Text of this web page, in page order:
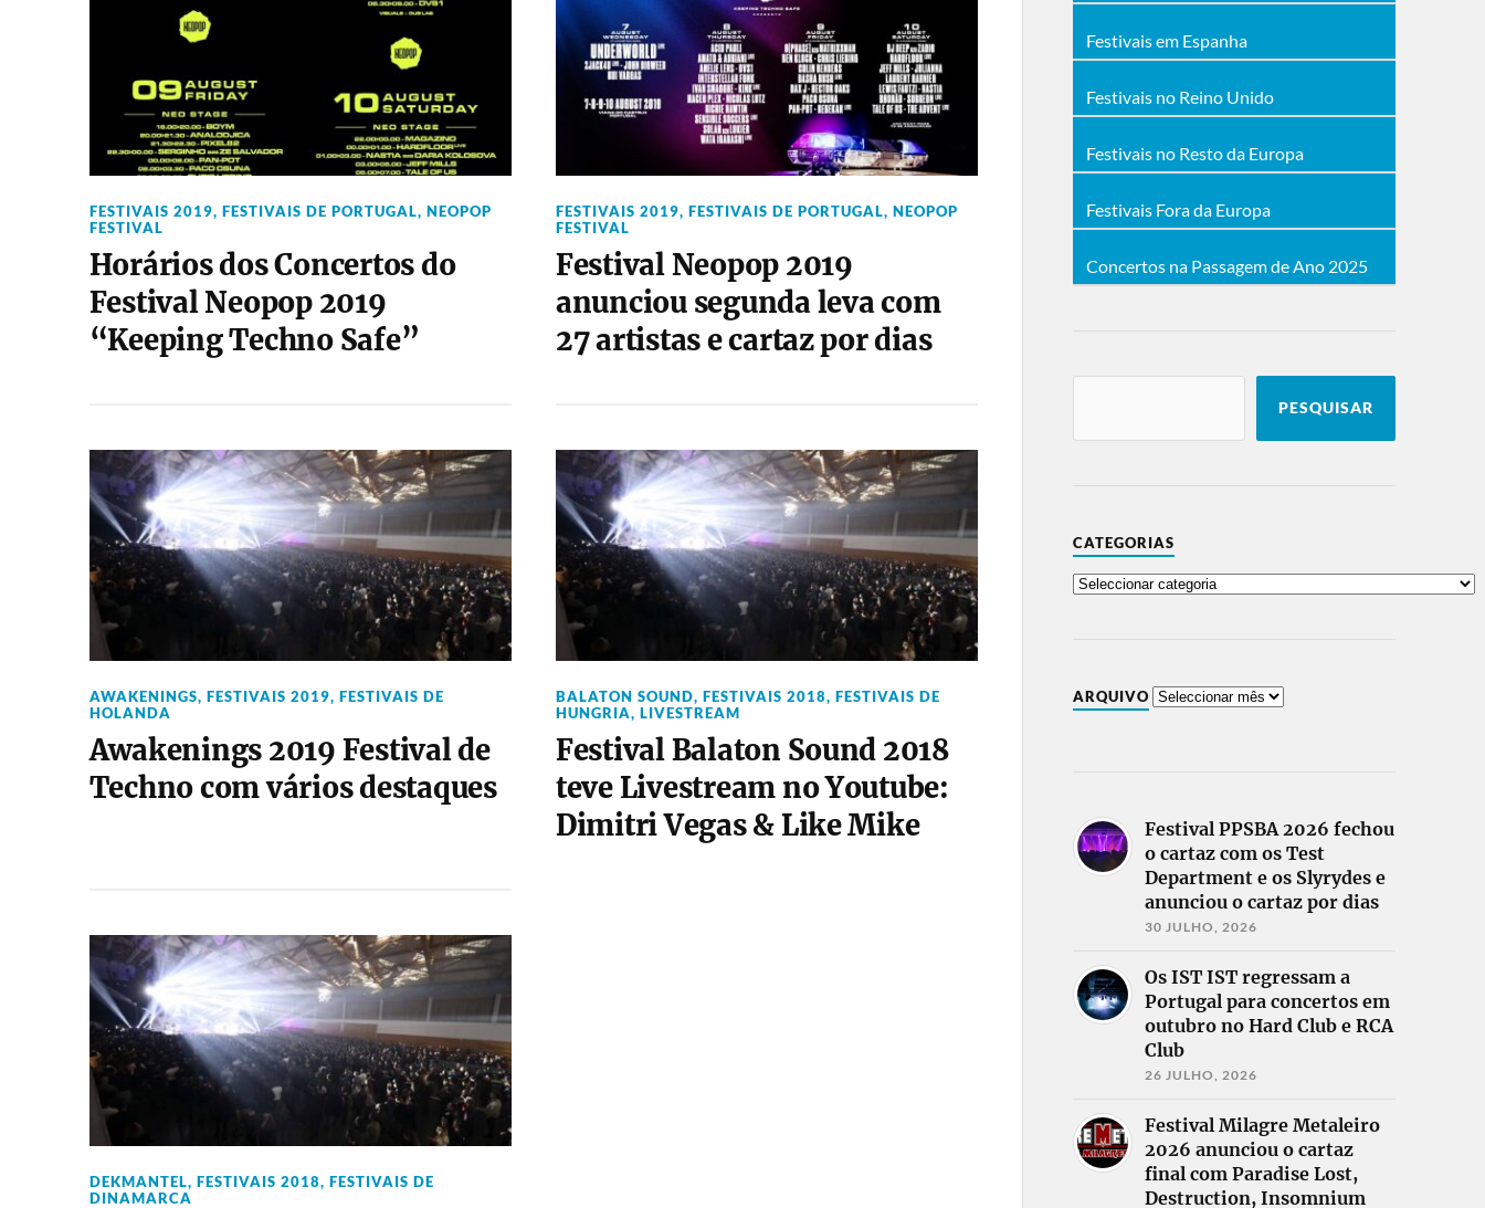
FESTIVAIS 2019, FESTIVAIS DE PORTUGAL, NEOPOP
FESTIVAL
Horários dos Concertos do
Festival Neopop 2019
“Keeping Techno Safe”
FESTIVAIS 2019, FESTIVAIS DE PORTUGAL, NEOPOP
FESTIVAL
Festival Neopop 2019
anunciou segunda leva com
27 artistas e cartaz por dias
AWAKENINGS, FESTIVAIS 2019, FESTIVAIS DE
HOLANDA
Awakenings 2019 Festival de
Techno com vários destaques
BALATON SOUND, FESTIVAIS 2018, FESTIVAIS DE
HUNGRIA, LIVESTREAM
Festival Balaton Sound 2018
teve Livestream no Youtube:
Dimitri Vegas & Like Mike
DEKMANTEL, FESTIVAIS 2018, FESTIVAIS DE
DINAMARCA
Festivais em Espanha
Festivais no Reino Unido
Festivais no Resto da Europa
Festivais Fora da Europa
Concertos na Passagem de Ano 2025
PESQUISAR
CATEGORIAS
ARQUIVO
Festival PPSBA 2026 fechou
o cartaz com os Test
Department e os Slyrydes e
anunciou o cartaz por dias
30 JULHO, 2026
Os IST IST regressam a
Portugal para concertos em
outubro no Hard Club e RCA
Club
26 JULHO, 2026
Festival Milagre Metaleiro
2026 anunciou o cartaz
final com Paradise Lost,
Destruction, Insomnium